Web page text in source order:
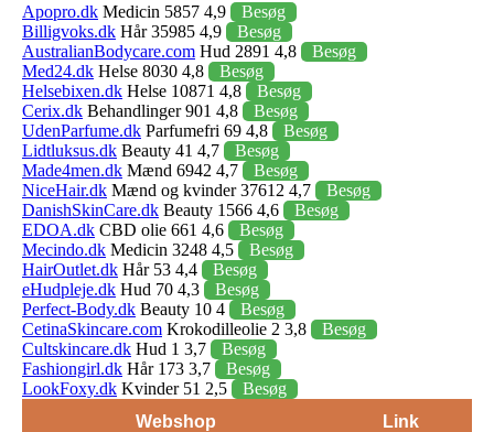
Apopro.dk Medicin 5857 4,9
Besøg
Billigvoks.dk Hår 35985 4,9
Besøg
AustralianBodycare.com Hud 2891 4,8
Besøg
Med24.dk Helse 8030 4,8
Besøg
Helsebixen.dk Helse 10871 4,8
Besøg
Cerix.dk Behandlinger 901 4,8
Besøg
UdenParfume.dk Parfumefri 69 4,8
Besøg
Lidtluksus.dk Beauty 41 4,7
Besøg
Made4men.dk Mænd 6942 4,7
Besøg
NiceHair.dk Mænd og kvinder 37612 4,7
Besøg
DanishSkinCare.dk Beauty 1566 4,6
Besøg
EDOA.dk CBD olie 661 4,6
Besøg
Mecindo.dk Medicin 3248 4,5
Besøg
HairOutlet.dk Hår 53 4,4
Besøg
eHudpleje.dk Hud 70 4,3
Besøg
Perfect-Body.dk Beauty 10 4
Besøg
CetinaSkincare.com Krokodilleolie 2 3,8
Besøg
Cultskincare.dk Hud 1 3,7
Besøg
Fashiongirl.dk Hår 173 3,7
Besøg
LookFoxy.dk Kvinder 51 2,5
Besøg
Webshop
Link